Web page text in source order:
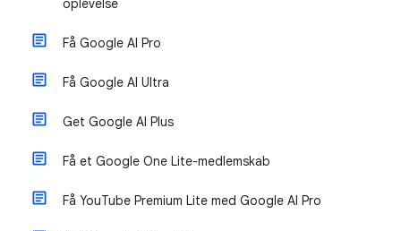
oplevelse
Få Google AI Pro
Få Google AI Ultra
Get Google AI Plus
Få et Google One Lite-medlemskab
Få YouTube Premium Lite med Google AI Pro